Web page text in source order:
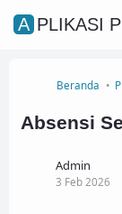
APLIKASI
Beranda
Absensi
Admin
3 Feb 2026